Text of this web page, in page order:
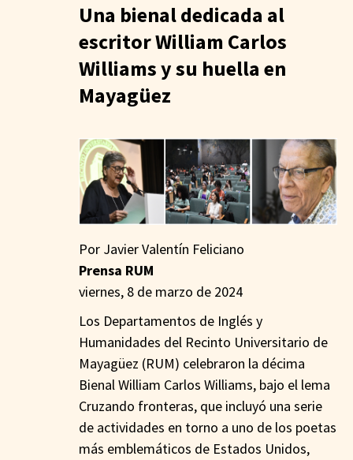
Una bienal dedicada al
escritor William Carlos
Williams y su huella en
Mayagüez
Por Javier Valentín Feliciano
Prensa RUM
viernes, 8 de marzo de 2024
Los Departamentos de Inglés y
Humanidades del Recinto Universitario de
Mayagüez (RUM) celebraron la décima
Bienal William Carlos Williams, bajo el lema
Cruzando fronteras, que incluyó una serie
de actividades en torno a uno de los poetas
más emblemáticos de Estados Unidos,